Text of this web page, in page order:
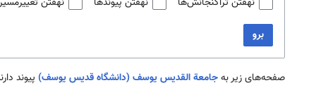
برو
صفحه‌های زیر بهجامعة القديس يوسف (دانشگاه قديس يوسف) پیوند